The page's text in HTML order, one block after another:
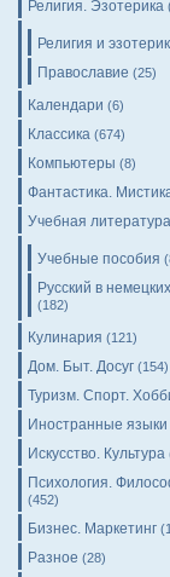
Религия. Эзотерика
Религия и
Православие (25)
Календари (6)
Классика (674)
Компьютеры (8)
Фантастика.
Учебная литература
Учебные пособия
Русский в
(182)
Кулинария (121)
Дом. Быт. Досуг (154)
Туризм. Спорт.
Иностранные языки
Искусство. Культура
Психология.
(452)
Бизнес. Маркетинг
Разное (28)